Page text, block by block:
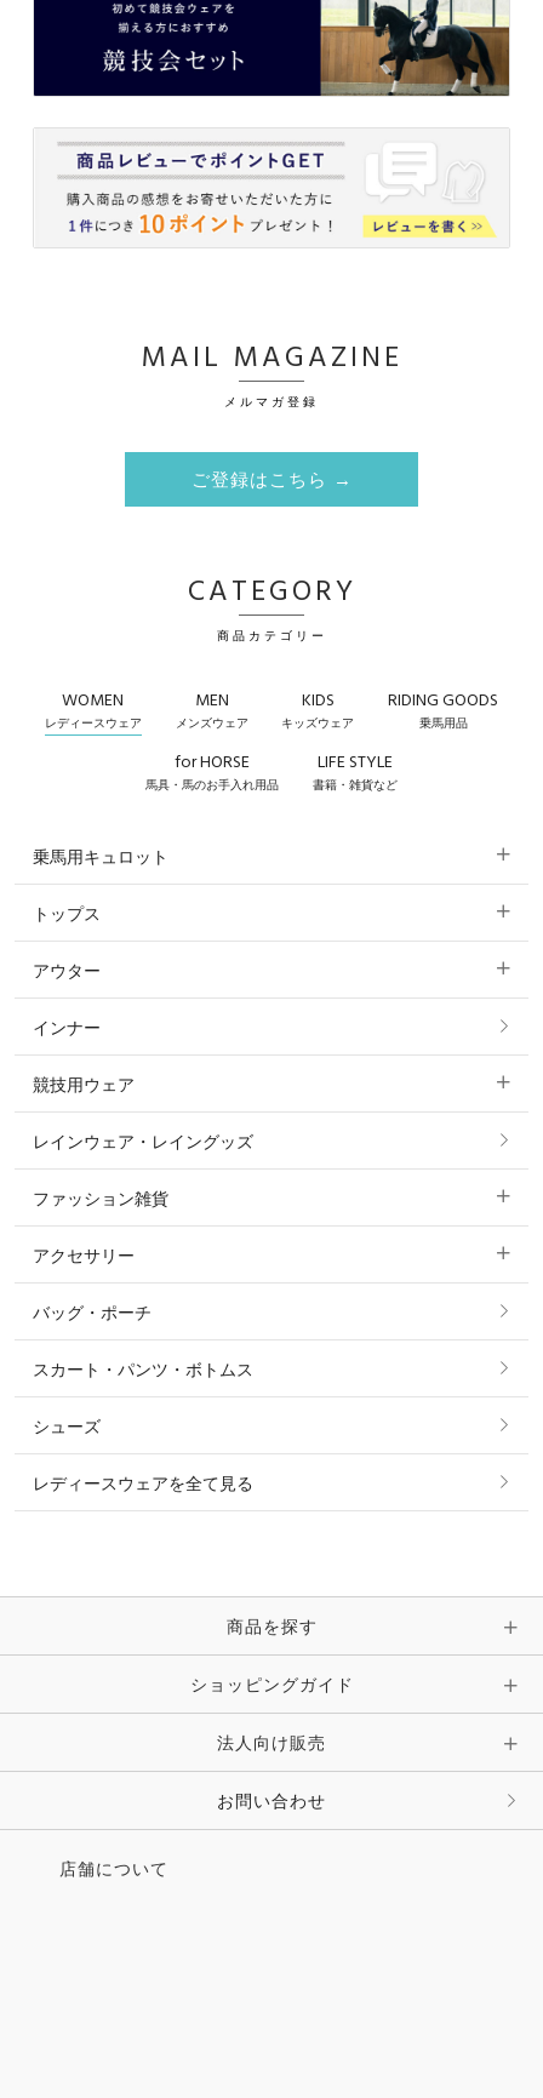
MAIL MAGAZINE
メルマガ登録
ご登録はこちら →
CATEGORY
商品カテゴリー
WOMEN
レディースウェア
MEN
メンズウェア
KIDS
キッズウェア
RIDING GOODS
乗馬用品
for HORSE
馬具・馬のお手入れ用品
LIFE STYLE
書籍・雑貨など
乗馬用キュロット
すべてのキュロット
フルグリップ・尻革 キュロット
ニーグリップ・膝革 キュロット
トップス
すべてのトップス
ポロシャツ
カットソー・Tシャツ・タンクトップ
ニット・セーター
シャツ・ブラウス・ワンピース
アウター
すべてのアウター
コート
ジャケット・ブルゾン
インナー
競技用ウェア
すべての競技用ウェア
ショージャケット
ショーシャツ
レインウェア・レイングッズ
ファッション雑貨
すべてのファッション雑貨
ソックス
ベルト
時計・財布・キーケース・革小物
キーホルダー・チャーム・ストラップ
その他 ファッション雑貨
アクセサリー
すべてのアクセサリー
リング
ピアス・イヤリング
ピン・ブローチ・コサージュ
その他 アクセサリー
バッグ・ポーチ
スカート・パンツ・ボトムス
シューズ
レディースウェアを全て見る
商品を探す
ショッピングガイド
法人向け販売
お問い合わせ
店舗について